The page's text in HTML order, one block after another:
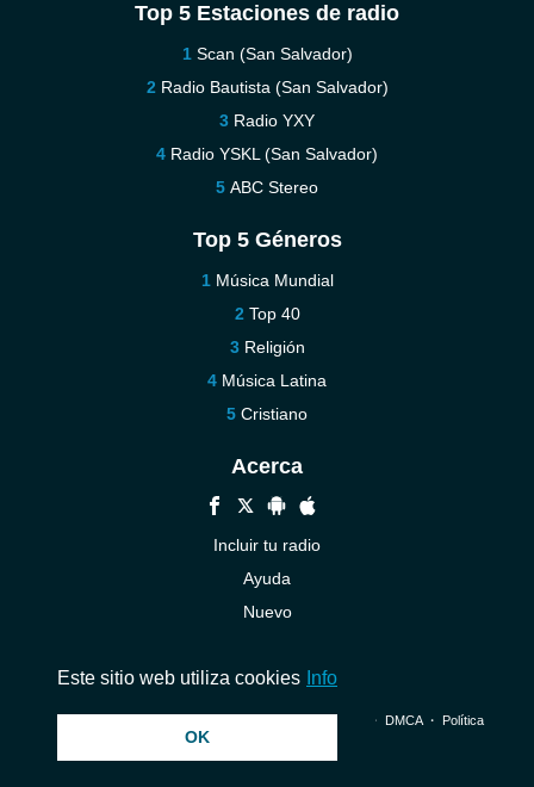
Top 5 Estaciones de radio
Scan (San Salvador)
Radio Bautista (San Salvador)
Radio YXY
Radio YSKL (San Salvador)
ABC Stereo
Top 5 Géneros
Música Mundial
Top 40
Religión
Música Latina
Cristiano
Acerca
Incluir tu radio
Ayuda
Nuevo
© 2026 InstantAudio. Reservados todos los derechos. ・ DMCA・ Política
Este sitio web utiliza cookies Info
OK